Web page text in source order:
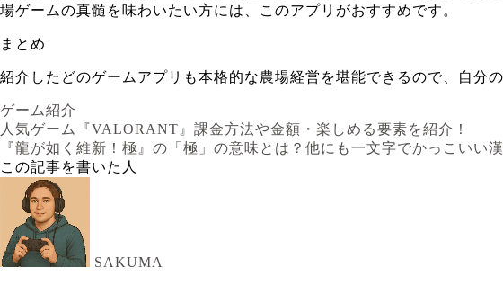
場ゲームの真髄を味わいたい方には、このアプリがおすすめです。
まとめ
紹介したどのゲームアプリも本格的な農場経営を堪能できるので、自分
ゲーム紹介
人気ゲーム『VALORANT』課金方法や金額・楽しめる要素を紹介！
『龍が如く維新！極』の「極」の意味とは？他にも一文字でかっこい
この記事を書いた人
SAKUMA